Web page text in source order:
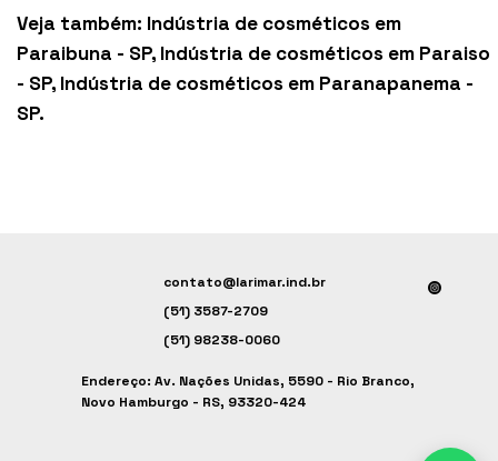
Veja também: Indústria de cosméticos em
Paraibuna - SP, Indústria de cosméticos em Paraiso
- SP, Indústria de cosméticos em Paranapanema -
SP.
contato@larimar.ind.br
(51) 3587-2709
(51) 98238-0060
Endereço: Av. Nações Unidas, 5590 - Rio Branco,
Novo Hamburgo - RS, 93320-424